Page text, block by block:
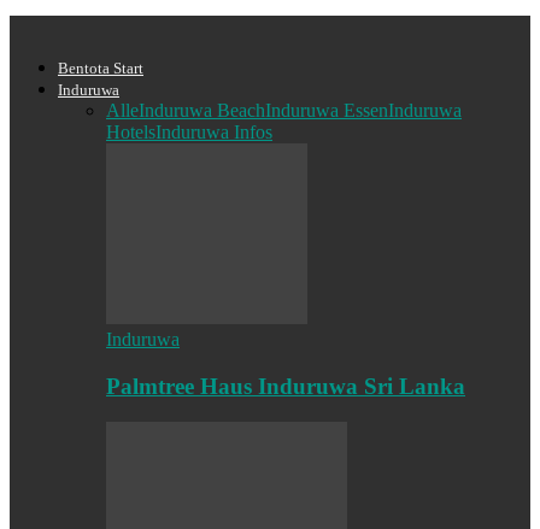
Bentota Start
Induruwa
AlleInduruwa BeachInduruwa EssenInduruwa
HotelsInduruwa Infos
Induruwa
Palmtree Haus Induruwa Sri Lanka